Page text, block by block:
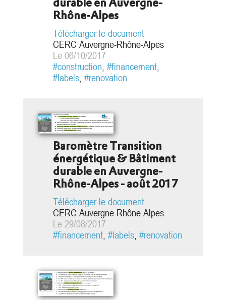
Rhône-Alpes
Télécharger le document
CERC Auvergne-Rhône-Alpes
Le 06/10/2017
#construction, #financement,
#labels, #renovation
Baromètre Transition
énergétique & Bâtiment
durable en Auvergne-
Rhône-Alpes - août 2017
Télécharger le document
CERC Auvergne-Rhône-Alpes
Le 29/08/2017
#financement, #labels, #renovation